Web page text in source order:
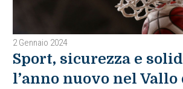
2 Gennaio 2024
Sport, sicurezza e
l’anno nuovo nel